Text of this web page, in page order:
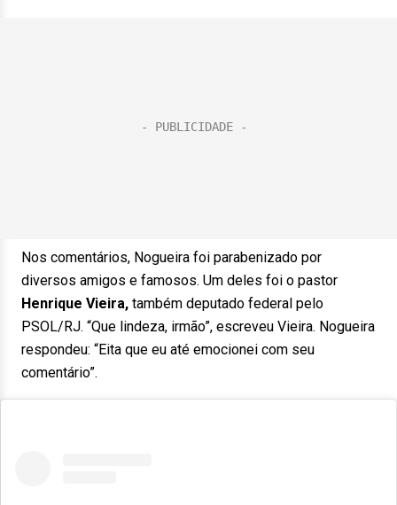
Nos comentários, Nogueira foi parabenizado por
diversos amigos e famosos. Um deles foi o pastor
Henrique Vieira, também deputado federal pelo
PSOL/RJ. “Que lindeza, irmão”, escreveu Vieira. Nogueira
respondeu: “Eita que eu até emocionei com seu
comentário”.